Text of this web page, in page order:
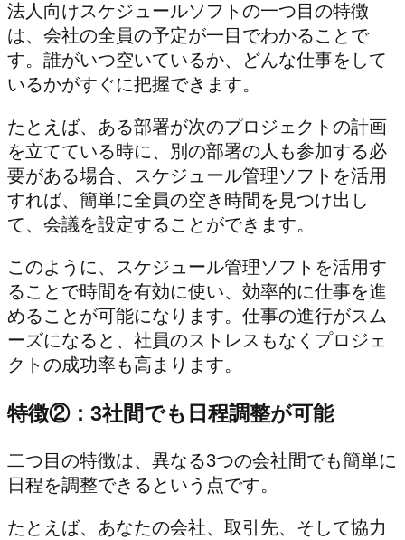
法人向けスケジュールソフトの一つ目の特徴
は、会社の全員の予定が一目でわかることで
す。誰がいつ空いているか、どんな仕事をして
いるかがすぐに把握できます。
たとえば、ある部署が次のプロジェクトの計画
を立てている時に、別の部署の人も参加する必
要がある場合、スケジュール管理ソフトを活用
すれば、簡単に全員の空き時間を見つけ出し
て、会議を設定することができます。
このように、スケジュール管理ソフトを活用す
ることで時間を有効に使い、効率的に仕事を進
めることが可能になります。仕事の進行がスム
ーズになると、社員のストレスもなくプロジェ
クトの成功率も高まります。
特徴②：3社間でも日程調整が可能
二つ目の特徴は、異なる3つの会社間でも簡単に
日程を調整できるという点です。
たとえば、あなたの会社、取引先、そして協力